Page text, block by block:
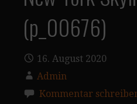
(p_00676)
16. August 2020
Admin
Kommentar